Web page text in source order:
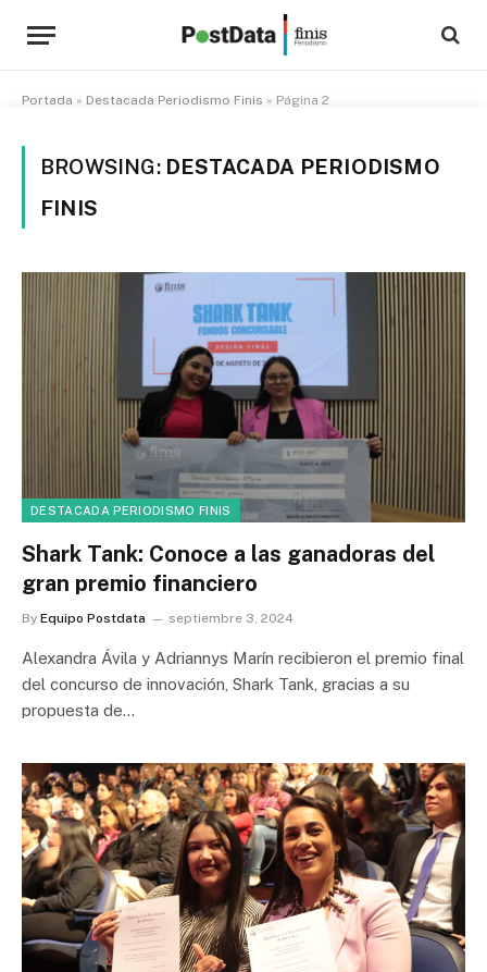
Portada » Destacada Periodismo Finis » Página 2
BROWSING: DESTACADA PERIODISMO
FINIS
DESTACADA PERIODISMO FINIS
Shark Tank: Conoce a las ganadoras del
gran premio financiero
By Equipo Postdata septiembre 3, 2024
Alexandra Ávila y Adriannys Marín recibieron el premio final
del concurso de innovación, Shark Tank, gracias a su
propuesta de…